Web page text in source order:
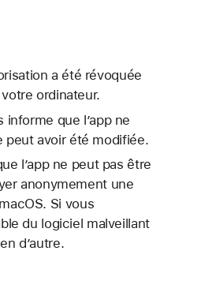
a été révoquée
ordinateur.
que l’app ne
peut avoir été modifiée.
l’app ne peut pas être
anonymement une
Si vous
du logiciel malveillant
d’autre.